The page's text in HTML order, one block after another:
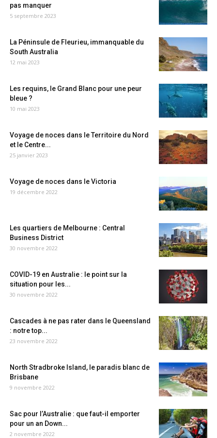
pas manquer
5 septembre 2023
La Péninsule de Fleurieu, immanquable du
South Australia
12 mai 2023
Les requins, le Grand Blanc pour une peur
bleue ?
10 mai 2023
Voyage de noces dans le Territoire du Nord
et le Centre...
25 janvier 2023
Voyage de noces dans le Victoria
19 décembre 2022
Les quartiers de Melbourne : Central
Business District
30 novembre 2022
COVID-19 en Australie : le point sur la
situation pour les...
30 novembre 2022
Cascades à ne pas rater dans le Queensland
: notre top...
23 novembre 2022
North Stradbroke Island, le paradis blanc de
Brisbane
9 novembre 2022
Sac pour l’Australie : que faut-il emporter
pour un an Down...
2 novembre 2022